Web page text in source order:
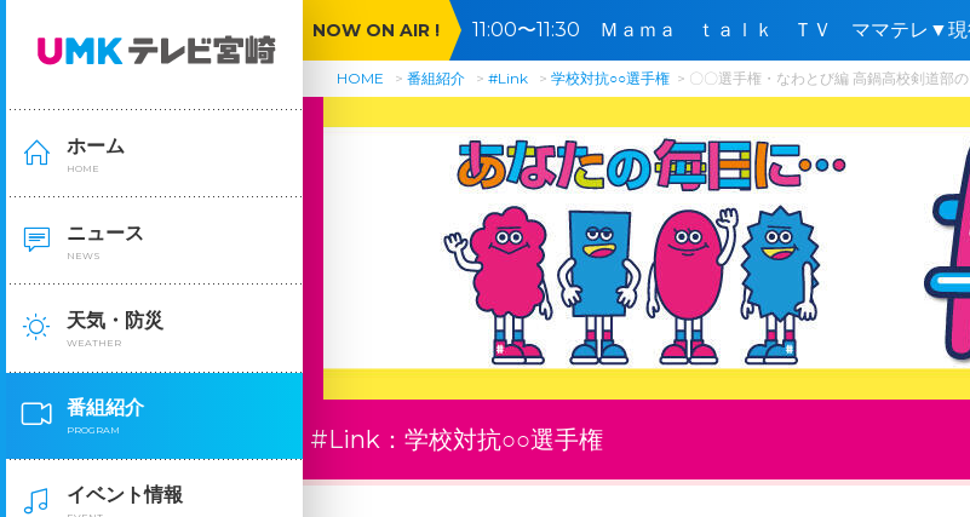
ホーム
HOME
ニュース
NEWS
天気・防災
WEATHER
番組紹介
PROGRAM
イベント情報
NOW ON AIR ! 11:00〜11:30 Ｍａｍａ ｔａｌｋ ＴＶ ママテレ▼現
HOME 番組紹介 #Link 学校対抗○○選手権 〇〇選手権・なわとび編 高鍋高校剣道部
#Link：学校対抗○○選手権